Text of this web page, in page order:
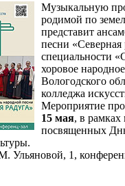
Музыкальную
родимой по
представит
песни «Северная
специальности
хоровое
Вологодского
колледжа
Мероприятие
15 мая, в рамках
посвященных
Ульяновой, 1,